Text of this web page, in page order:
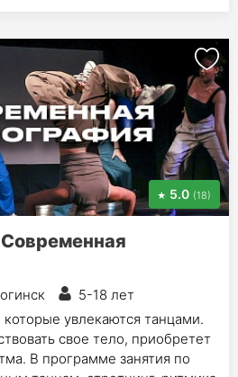
5.0 (18)
5-18 лет
увлекаются танцами.
свое тело, приобретет
В программе занятия по